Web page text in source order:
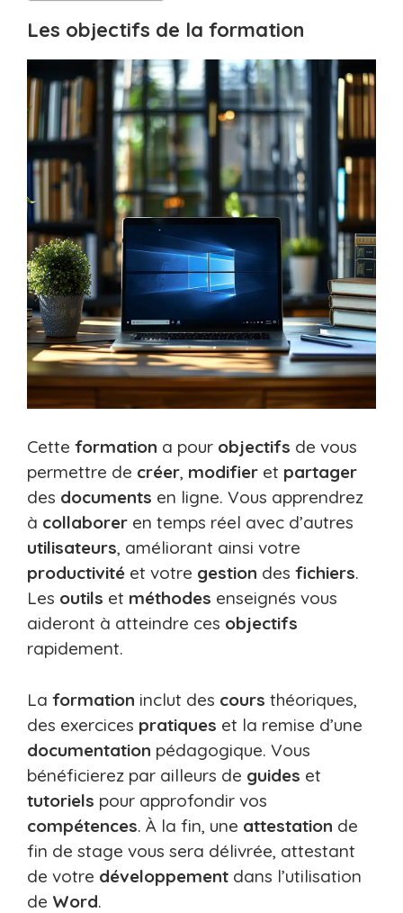
Les objectifs de la formation
Cette formation a pour objectifs de vous
permettre de créer, modifier et partager
des documents en ligne. Vous apprendrez
à collaborer en temps réel avec d’autres
utilisateurs, améliorant ainsi votre
productivité et votre gestion des fichiers.
Les outils et méthodes enseignés vous
aideront à atteindre ces objectifs
rapidement.
La formation inclut des cours théoriques,
des exercices pratiques et la remise d’une
documentation pédagogique. Vous
bénéficierez par ailleurs de guides et
tutoriels pour approfondir vos
compétences. À la fin, une attestation de
fin de stage vous sera délivrée, attestant
de votre développement dans l’utilisation
de Word.